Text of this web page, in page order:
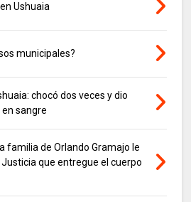
Ushuaia
municipales?
chocó dos veces y dio
sangre
familia de Orlando Gramajo le
que entregue el cuerpo